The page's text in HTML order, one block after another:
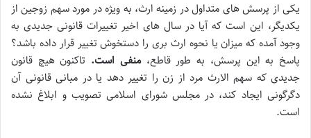
یکی از پرسش های متداول در زمینه ارث، به ویژه در مورد سهم زوجین از
یکدیگر، این است که آیا در سال های اخیر تغییرات قانونی جدیدی به
وجود آمده که میزان یا نحوه ارث بری را دستخوش تغییر قرار داده باشد؟
پاسخ به این پرسش، به طور قاطع،منفی است. تاکنون هیچ قانون
جدیدی که سهم الارث مرد از زن را تغییر دهد یا در مبانی قانونی آن
دگرگونی ایجاد کند، در مجلس شورای اسلامی تصویب و ابلاغ نشده
است.